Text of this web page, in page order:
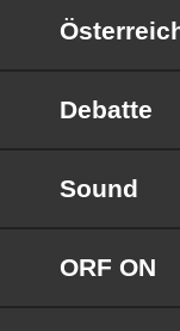
Debatte
Sound
ORF ON